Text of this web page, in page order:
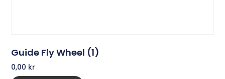
Guide Fly Wheel (1)
0,00 kr